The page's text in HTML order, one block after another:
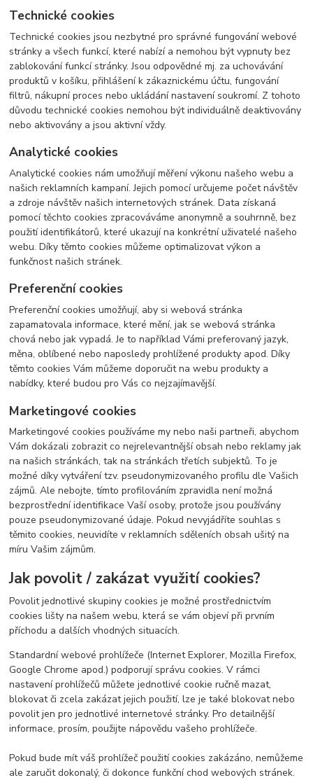
Technické cookies
Technické cookies jsou nezbytné pro správné fungování webové
stránky a všech funkcí, které nabízí a nemohou být vypnuty bez
zablokování funkcí stránky. Jsou odpovědné mj. za uchovávání
produktů v košíku, přihlášení k zákaznickému účtu, fungování
filtrů, nákupní proces nebo ukládání nastavení soukromí. Z tohoto
důvodu technické cookies nemohou být individuálně deaktivovány
nebo aktivovány a jsou aktivní vždy.
Analytické cookies
Analytické cookies nám umožňují měření výkonu našeho webu a
našich reklamních kampaní. Jejich pomocí určujeme počet návštěv
a zdroje návštěv našich internetových stránek. Data získaná
pomocí těchto cookies zpracováváme anonymně a souhrnně, bez
použití identifikátorů, které ukazují na konkrétní uživatelé našeho
webu. Díky těmto cookies můžeme optimalizovat výkon a
funkčnost našich stránek.
Preferenční cookies
Preferenční cookies umožňují, aby si webová stránka
zapamatovala informace, které mění, jak se webová stránka
chová nebo jak vypadá. Je to například Vámi preferovaný jazyk,
měna, oblíbené nebo naposledy prohlížené produkty apod. Díky
těmto cookies Vám můžeme doporučit na webu produkty a
nabídky, které budou pro Vás co nejzajímavější.
Marketingové cookies
Marketingové cookies používáme my nebo naši partneři, abychom
Vám dokázali zobrazit co nejrelevantnější obsah nebo reklamy jak
na našich stránkách, tak na stránkách třetích subjektů. To je
možné díky vytváření tzv. pseudonymizovaného profilu dle Vašich
zájmů. Ale nebojte, tímto profilováním zpravidla není možná
bezprostřední identifikace Vaší osoby, protože jsou používány
pouze pseudonymizované údaje. Pokud nevyjádříte souhlas s
těmito cookies, neuvidíte v reklamních sděleních obsah ušitý na
míru Vašim zájmům.
Jak povolit / zakázat využití cookies?
Povolit jednotlivé skupiny cookies je možné prostřednictvím
cookies lišty na našem webu, která se vám objeví při prvním
příchodu a dalších vhodných situacích.
Standardní webové prohlížeče (Internet Explorer, Mozilla Firefox,
Google Chrome apod.) podporují správu cookies. V rámci
nastavení prohlížečů můžete jednotlivé cookie ručně mazat,
blokovat či zcela zakázat jejich použití, lze je také blokovat nebo
povolit jen pro jednotlivé internetové stránky. Pro detailnější
informace, prosím, použijte nápovědu vašeho prohlížeče.
Pokud bude mít váš prohlížeč použití cookies zakázáno, nemůžeme
ale zaručit dokonalý, či dokonce funkční chod webových stránek.